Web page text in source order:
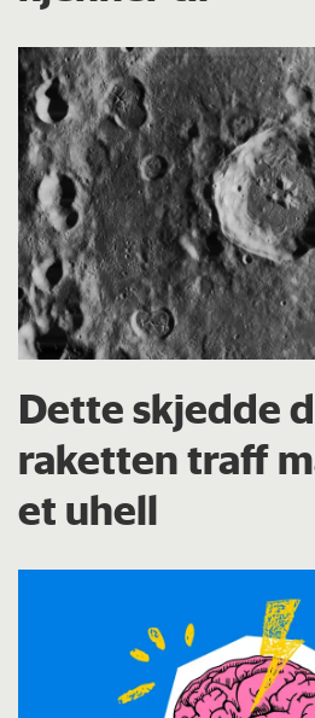
Dette skjedde
raketten traff
et uhell